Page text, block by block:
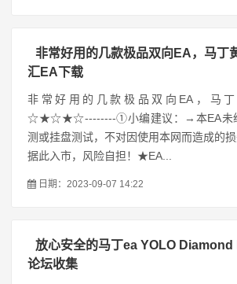
非常好用的几款极品双向EA，马丁
汇EA下载
非常好用的几款极品双向EA，马
☆★☆★☆--------①小编建议：→本EA未经
测或挂盘测试，不对因使用本网而造成的损
据此入市，风险自担！★EA...
日期：2023-09-07 14:22
放心安全的马丁ea YOLO
论坛收集